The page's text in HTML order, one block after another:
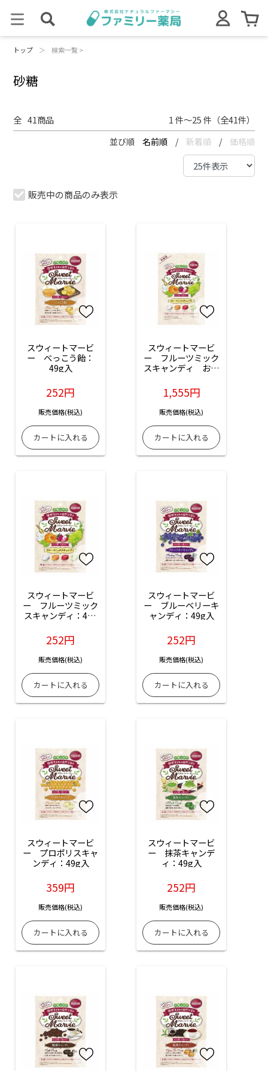
トップ ＞ 検索一覧 >
砂糖
全 41商品 1 件～25 件（全41件）
並び順 名前順 / 新着順 / 価格順
販売中の商品のみ表示
スウィートマービ
ー　べっこう飴：
49g入
252円
販売価格(税込)
スウィートマービ
ー　フルーツミック
スキャンディ　お徳
1,555円
販売価格(税込)
スウィートマービ
ー　フルーツミック
スキャンディ：49g
252円
販売価格(税込)
スウィートマービ
ー　ブルーベリーキ
ャンディ：49g入
252円
販売価格(税込)
スウィートマービ
ー　プロポリスキャ
ンディ：49g入
359円
販売価格(税込)
スウィートマービ
ー　抹茶キャンデ
ィ：49g入
252円
販売価格(税込)